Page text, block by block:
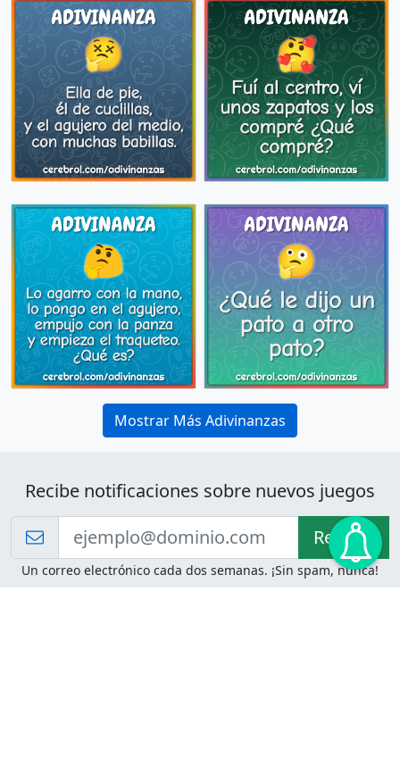
Mostrar Más Adivinanzas
Recibe notificaciones sobre nuevos juegos
Recibir!
Un correo electrónico cada dos semanas. ¡Sin spam, nunca!